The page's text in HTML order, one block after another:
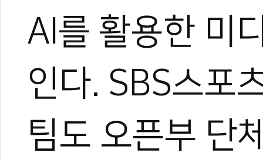
AI를 활용한 미
인다. SBS스포
팀도 오픈부 단
박규태
은 특별했다.
대학에서 전공하며 시범단
그러다 우연히 영상 제작
은 세상을 보게 되었고, 자
기 시작했다.